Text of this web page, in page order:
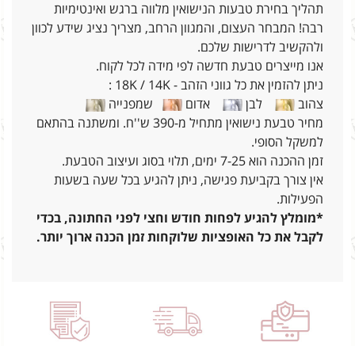
תהליך בחירת טבעות הנישואין מלווה ברגש ואינטימיות
רבה! המבחר העצום, והמגוון הרחב, מצריך נציג שידע לכוון
ולהקשיב לדרישות שלכם.
אנו מייצרים טבעת חדשה לפי מידה לכל לקוח.
ניתן להזמין את כל גווני הזהב - 18K / 14K :
צהוב
לבן אדום
שמפנייה
מחיר טבעת נישואין מתחיל מ-390 ש''ח. ומשתנה בהתאם
למשקל הסופי.
זמן ההכנה הוא 7-25 ימים, תלוי בסוג ועיצוב הטבעת.
אין צורך בקביעת פגישה, ניתן להגיע בכל שעה בשעות
הפעילות.
*מומלץ להגיע לפחות חודש וחצי לפני החתונה, בכדי
לקבל את כל האופציות שלוקחות זמן הכנה ארוך יותר.